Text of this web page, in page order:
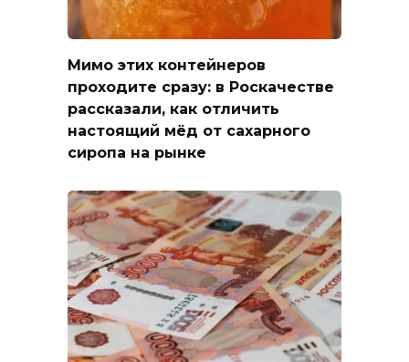
Мимо этих контейнеров
проходите сразу: в Роскачестве
рассказали, как отличить
настоящий мёд от сахарного
сиропа на рынке